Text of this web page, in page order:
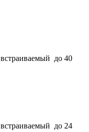
встраиваемый до 40
встраиваемый до 24